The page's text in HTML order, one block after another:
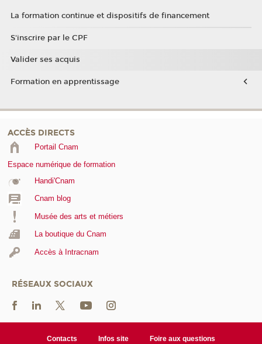
La formation continue et dispositifs de financement
S'inscrire par le CPF
Valider ses acquis
Formation en apprentissage
ACCÈS DIRECTS
Portail Cnam
Espace numérique de formation
Handi'Cnam
Cnam blog
Musée des arts et métiers
La boutique du Cnam
Accès à Intracnam
RÉSEAUX SOCIAUX
Contacts Infos site Foire aux questions